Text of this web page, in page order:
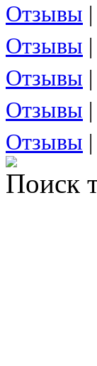
Отзывы |
Отзывы |
Отзывы |
Отзывы |
Отзывы |
Поиск